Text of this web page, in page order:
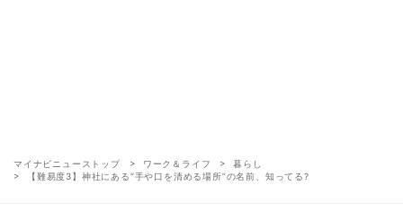
マイナビニューストップ ワーク＆ライフ
暮らし
【難易度3】神社にある“手や口を清める場所”の名前、知ってる?